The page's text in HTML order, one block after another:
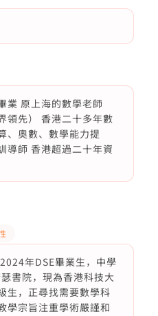
業 原上海的數學老師
領先） 香港二十多年數
、奧數、數學能力提
導師 香港超過二十年資
年DSE畢業生，中學
書院，現為香港科技大
生，正尋找需要數學科
學宗旨注重學術嚴謹和